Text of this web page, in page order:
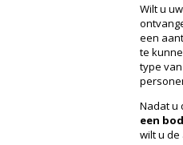
Wilt u uw
een
te
type
Nadat u
een
wilt u